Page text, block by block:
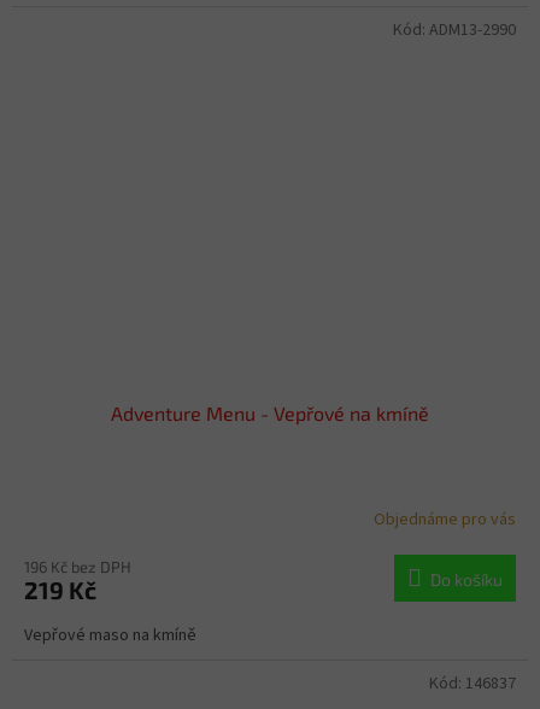
Adventure Menu - Vepřové na kmíně
Objednáme pro vás
196 Kč bez DPH
219 Kč Do košíku
Vepřové maso na kmíně
Kód: ADM13-2990
Kód: 146837